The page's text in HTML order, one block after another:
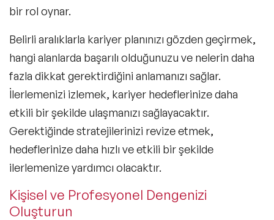
bir rol oynar.
Belirli aralıklarla kariyer planınızı gözden geçirmek,
hangi alanlarda başarılı olduğunuzu ve nelerin daha
fazla dikkat gerektirdiğini anlamanızı sağlar.
İlerlemenizi izlemek, kariyer hedeflerinize daha
etkili bir şekilde ulaşmanızı sağlayacaktır.
Gerektiğinde stratejilerinizi revize etmek,
hedeflerinize daha hızlı ve etkili bir şekilde
ilerlemenize yardımcı olacaktır.
Kişisel ve Profesyonel Dengenizi
Oluşturun